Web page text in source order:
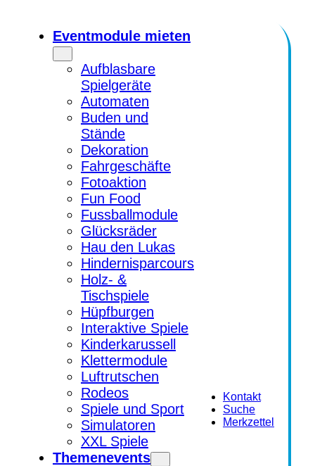
Eventmodule mieten
Aufblasbare
Spielgeräte
Automaten
Buden und
Stände
Dekoration
Fahrgeschäfte
Fotoaktion
Fun Food
Fussballmodule
Glücksräder
Hau den Lukas
Hindernisparcours
Holz- &
Tischspiele
Hüpfburgen
Interaktive Spiele
Kinderkarussell
Klettermodule
Luftrutschen
Rodeos
Spiele und Sport
Simulatoren
XXL Spiele
Themenevents
Kontakt
Suche
Merkzettel